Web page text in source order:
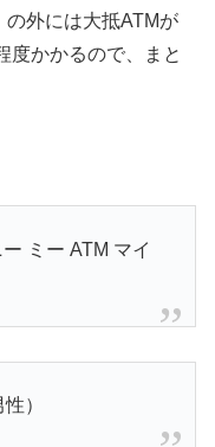
の外には大抵ATMが
度かかるので、まと
ミー ATM マイ
）